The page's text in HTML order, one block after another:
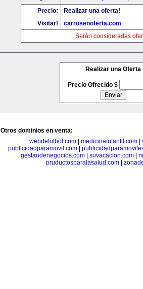
Precio:
Realizar una oferta!
Visitar!
carrosenoferta.com
Serán consideradas
Realizar una Oferta
Precio Ofrecido $
Otros dominios en venta:
webdefutbol.com
medicinainfantil.com
publicidadparamovil.com
gestaodenegocios.com| suvacacion.com|
pruductosparalasalud.com|